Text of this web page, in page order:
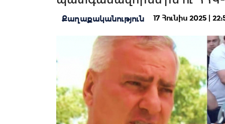
Քաղաքականություն 17 Հունիս 2025 |